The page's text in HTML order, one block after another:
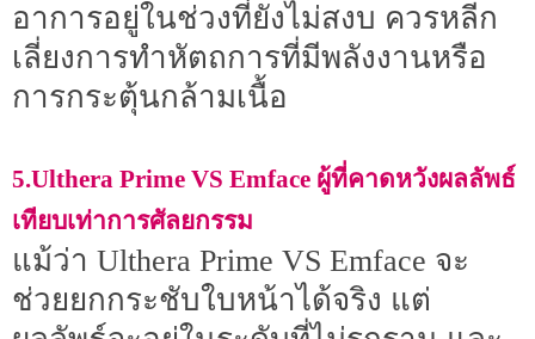
อาการอยู่ในช่วงที่ยังไม่สงบ ควรหลีก
เลี่ยงการทำหัตถการที่มีพลังงานหรือ
การกระตุ้นกล้ามเนื้อ
5.Ulthera Prime VS Emface ผู้ที่คาดหวังผลลัพธ์
เทียบเท่าการศัลยกรรม
แม้ว่า Ulthera Prime VS Emface จะ
ช่วยยกกระชับใบหน้าได้จริง แต่